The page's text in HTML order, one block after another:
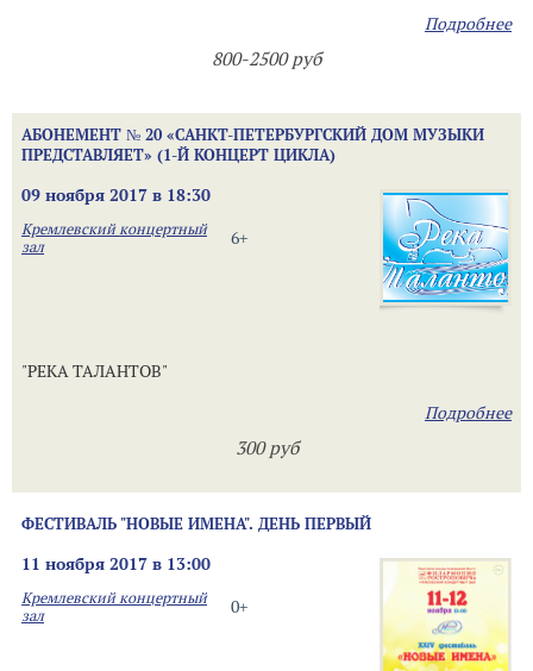
Подробнее
800-2500 руб
АБОНЕМЕНТ № 20 «САНКТ-ПЕТЕРБУРГСКИЙ ДОМ МУЗЫКИ
ПРЕДСТАВЛЯЕТ» (1-Й КОНЦЕРТ ЦИКЛА)
09 ноября 2017 в 18:30
6+
Кремлевский концертный
зал
"РЕКА ТАЛАНТОВ"
Подробнее
300 руб
ФЕСТИВАЛЬ "НОВЫЕ ИМЕНА". ДЕНЬ ПЕРВЫЙ
11 ноября 2017 в 13:00
0+
Кремлевский концертный
зал